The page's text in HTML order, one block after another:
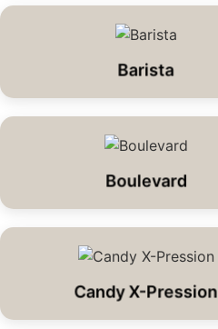
Barista
Boulevard
Candy X-Pression